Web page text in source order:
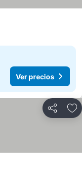
Ver precios
Compartir